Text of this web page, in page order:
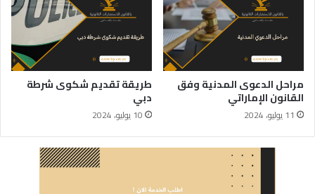
مراحل الدعوى المدنية وفق
القانون الإماراتي
11 يوليو، 2024
طريقة تقديم شكوى شرطة
دبي
10 يوليو، 2024